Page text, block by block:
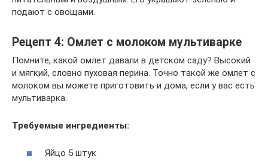
подают с овощами.
Рецепт 4: Омлет с молоком мультиварке
Помните, какой омлет давали в детском саду? Высокий
и мягкий, словно пуховая перина. Точно такой же омлет с
молоком вы можете приготовить и дома, если у вас есть
мультиварка.
Требуемые ингредиенты:
Яйцо 5 штук